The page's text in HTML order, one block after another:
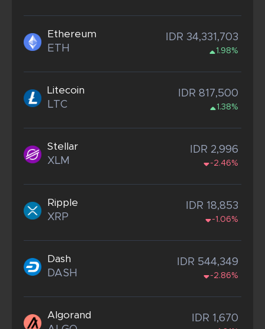
Ethereum
ETH
IDR 34,331,703
1.98%
Litecoin
LTC
IDR 817,500
1.38%
Stellar
XLM
IDR 2,996
-2.46%
Ripple
XRP
IDR 18,853
-1.06%
Dash
DASH
IDR 544,349
-2.86%
Algorand IDR 1,670